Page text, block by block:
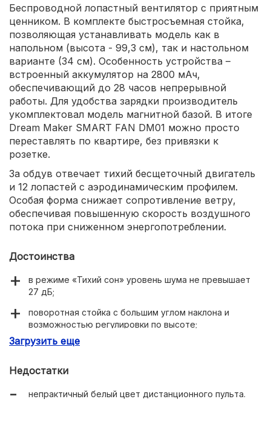
Беспроводной лопастный вентилятор с приятным
ценником. В комплекте быстросъемная стойка,
позволяющая устанавливать модель как в
напольном (высота - 99,3 см), так и настольном
варианте (34 см). Особенность устройства –
встроенный аккумулятор на 2800 мАч,
обеспечивающий до 28 часов непрерывной
работы. Для удобства зарядки производитель
укомплектовал модель магнитной базой. В итоге
Dream Maker SMART FAN DM01 можно просто
переставлять по квартире, без привязки к
розетке.
За обдув отвечает тихий бесщеточный двигатель
и 12 лопастей с аэродинамическим профилем.
Особая форма снижает сопротивление ветру,
обеспечивая повышенную скорость воздушного
потока при сниженном энергопотреблении.
Достоинства
в режиме «Тихий сон» уровень шума не превышает
27 дБ;
поворотная стойка с большим углом наклона и
возможностью регулировки по высоте;
три варианта управления: кнопки на корпусе,
емкий аккумулятор, обеспечивающий длительную
работу в автономном режиме;
Загрузить еще
Недостатки
непрактичный белый цвет дистанционного пульта.